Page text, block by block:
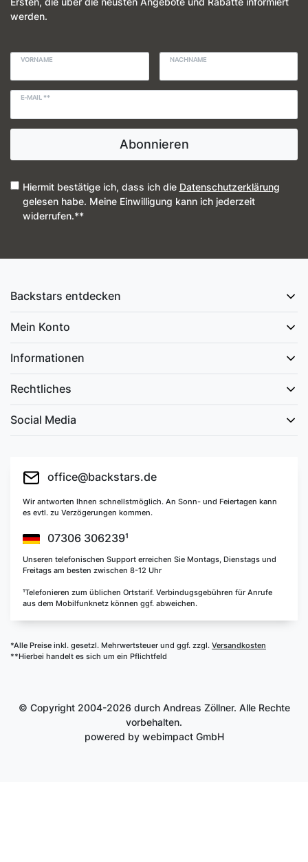
werden.
VORNAME NACHNAME
E-MAIL **
Abonnieren
Hiermit bestätige ich, dass ich die Daten­schutz­erklärung
gelesen habe. Meine Einwilligung kann ich jederzeit
widerrufen.**
Backstars entdecken
Mein Konto
Informationen
Rechtliches
Social Media
office@backstars.de
Wir antworten Ihnen schnellstmöglich. An Sonn- und Feiertagen kann
es evtl. zu Verzögerungen kommen.
07306 306239¹
Unseren telefonischen Support erreichen Sie Montags, Dienstags und
Freitags am besten zwischen 8-12 Uhr
¹Telefonieren zum üblichen Ortstarif. Verbindugsgebühren für Anrufe
aus dem Mobilfunknetz können ggf. abweichen.
*Alle Preise inkl. gesetzl. Mehrwertsteuer und ggf. zzgl. Versandkosten
**Hierbei handelt es sich um ein Pflichtfeld
© Copyright 2004-2026 durch Andreas Zöllner. Alle Rechte
vorbehalten.
powered by webimpact GmbH